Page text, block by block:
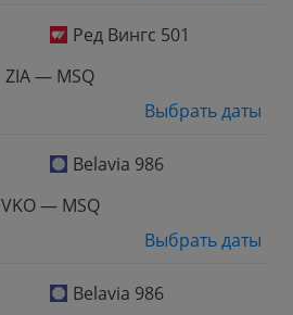
Ред Вингс 501
ZIA — MSQ
Выбрать даты
Belavia 986
VKO — MSQ
Выбрать даты
Belavia 986